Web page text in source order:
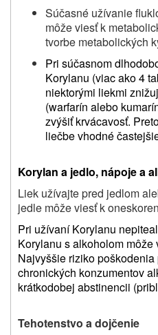
Súčasné užívanie
môže viesť k
tvorbe metabolických
Pri súčasnom
Korylanu (viac ako 4
niektorými liekmi
(warfarín alebo
zvýšiť krvácavosť.
liečbe vhodné
Korylan a jedlo, nápoje a
Liek užívajte pred jedlom
jedle môže viesť k
Pri užívaní Korylanu nepite
Korylanu s alkoholom
Najvyššie riziko
chronických konzumentov
krátkodobej abstinencii
Tehotenstvo a dojčenie